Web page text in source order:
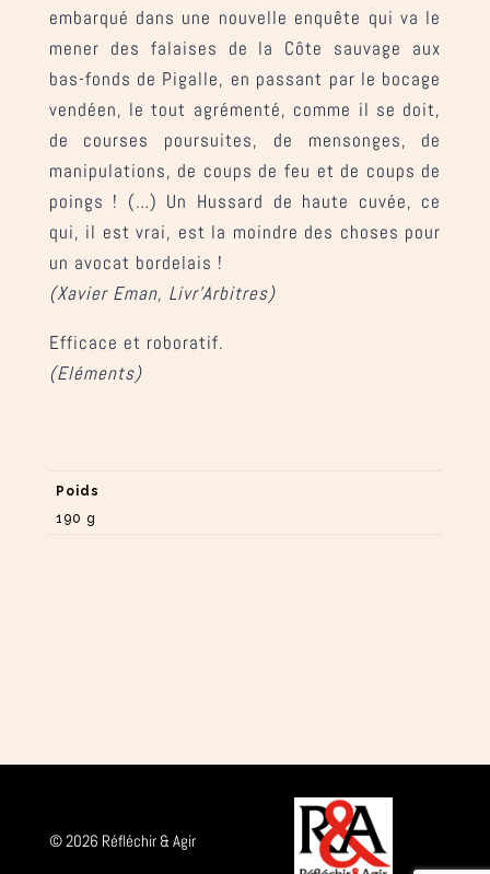
embarqué dans une nouvelle enquête qui va le
mener des falaises de la Côte sauvage aux
bas-fonds de Pigalle, en passant par le bocage
vendéen, le tout agrémenté, comme il se doit,
de courses poursuites, de mensonges, de
manipulations, de coups de feu et de coups de
poings ! (…) Un Hussard de haute cuvée, ce
qui, il est vrai, est la moindre des choses pour
un avocat bordelais !
(Xavier Eman, Livr’Arbitres)
Efficace et roboratif.
(Eléments)
Poids
190 g
© 2026 Réfléchir & Agir